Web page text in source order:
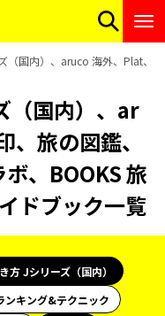
（国内）、aruco 海外、Plat、
（国内）、ar
旅の図鑑、
、BOOKS 旅
ドブック一覧
方 Jシリーズ（国内）
ンキング&テクニック